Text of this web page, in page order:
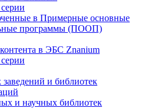
в Примерные основные
программы (ПООП)
в ЭБС Znanium
и библиотек
и научных библиотек